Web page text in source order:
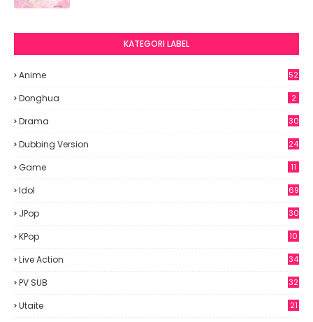
KATEGORI LABEL
Anime
52
Donghua 2
Drama 30
Dubbing Version 24
Game 11
Idol
69
JPop
30
KPop
10
Live Action 34
PV SUB 32
Utaite 21